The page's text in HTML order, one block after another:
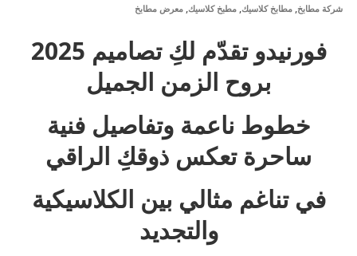
شركة مطابخ, مطابخ كلاسيك, مطبخ كلاسيك, معرض مطابخ
فورنيدو تقدّم لكِ تصاميم 2025
بروح الزمن الجميل
خطوط ناعمة وتفاصيل فنية
ساحرة تعكس ذوقكِ الراقي
في تناغم مثالي بين الكلاسيكية
والتجديد